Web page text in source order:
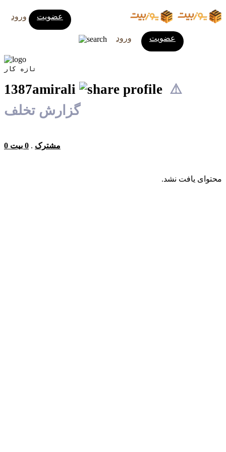
ورود عضویت
ورود عضویت
تازه کار
1387amirali
⚠️
گزارش تخلف
0 مشترک . 0 بیت
محتوای یافت نشد.